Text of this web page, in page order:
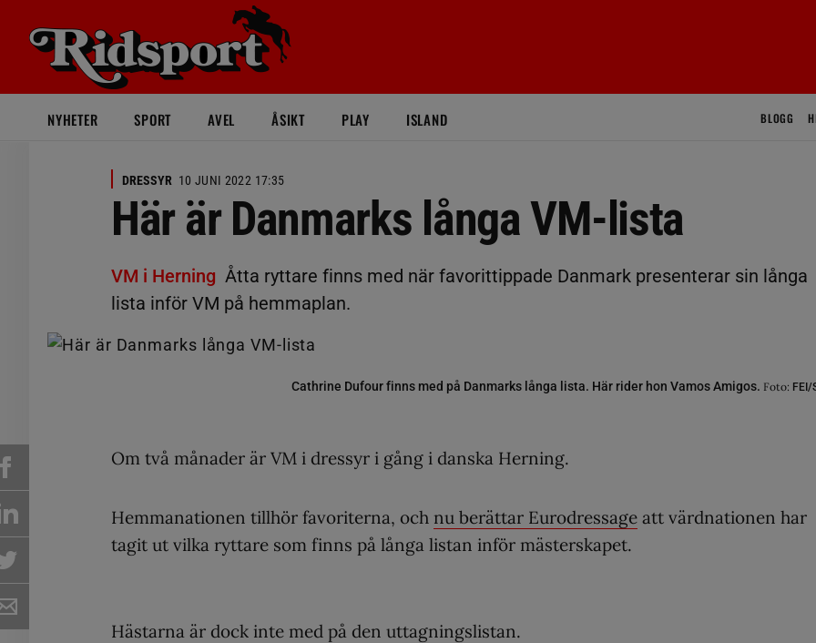
NYHETER SPORT AVEL ÅSIKT PLAY ISLAND BLOGG
DRESSYR 10 JUNI 2022 17:35
Här är Danmarks långa VM-lista
VM i Herning Åtta ryttare finns med när favorittippade Danmark presenterar sin långa
lista inför VM på hemmaplan.
Cathrine Dufour finns med på Danmarks långa lista. Här rider hon Vamos Amigos. Foto: FEI/
Om två månader är VM i dressyr i gång i danska Herning.
Hemmanationen tillhör favoriterna, och nu berättar Eurodressage att värdnationen har
tagit ut vilka ryttare som finns på långa listan inför mästerskapet.
Hästarna är dock inte med på den uttagningslistan.